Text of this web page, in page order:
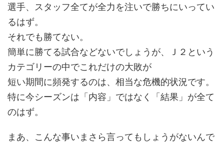
選手、スタッフ全てが全力を注いで勝ちにいってい
るはず。
それでも勝てない。
簡単に勝てる試合などないでしょうが、Ｊ２という
カテゴリーの中でこれだけの大敗が
短い期間に頻発するのは、相当な危機的状況です。
特に今シーズンは「内容」ではなく「結果」が全て
のはず。
まあ、こんな事いまさら言ってもしょうがないんで